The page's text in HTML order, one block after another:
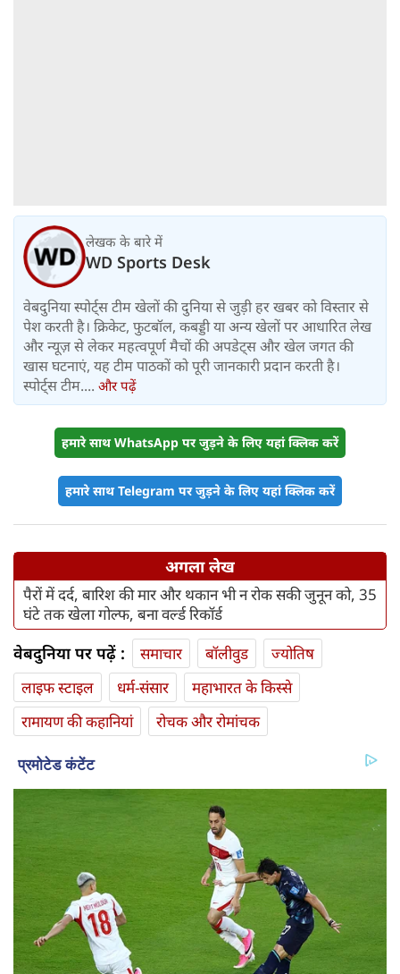
लेखक के बारे में
WD Sports Desk
वेबदुनिया स्पोर्ट्स टीम खेलों की दुनिया से जुड़ी हर खबर को विस्तार से
पेश करती है। क्रिकेट, फुटबॉल, कबड्डी या अन्य खेलों पर आधारित लेख
और न्यूज़ से लेकर महत्वपूर्ण मैचों की अपडेट्स और खेल जगत की
खास घटनाएं, यह टीम पाठकों को पूरी जानकारी प्रदान करती है।
स्पोर्ट्स टीम.... और पढ़ें
हमारे साथ WhatsApp पर जुड़ने के लिए यहां क्लिक करें
हमारे साथ Telegram पर जुड़ने के लिए यहां क्लिक करें
अगला लेख
पैरों में दर्द, बारिश की मार और थकान भी न रोक सकी जुनून को, 35
घंटे तक खेला गोल्फ, बना वर्ल्ड रिकॉर्ड
वेबदुनिया पर पढ़ें : समाचार बॉलीवुड
ज्योतिष
लाइफ स्‍टाइल
धर्म-संसार
महाभारत के किस्से
रामायण की कहानियां
रोचक और रोमांचक